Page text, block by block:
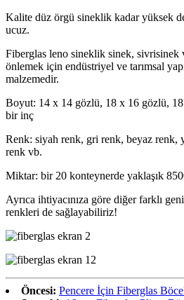
Kalite düz örgü sineklik kadar yüksek
ucuz.
Fiberglas leno sineklik sinek, sivrisinek
önlemek için endüstriyel ve tarımsal
malzemedir.
Boyut: 14 x 14 gözlü, 18 x 16 gözlü,
bir inç
Renk: siyah renk, gri renk, beyaz renk,
renk vb.
Miktar: bir 20 konteynerde yaklaşık
Ayrıca ihtiyacınıza göre diğer farklı
renkleri de sağlayabiliriz!
Öncesi: Pencere İçin Fiberglas